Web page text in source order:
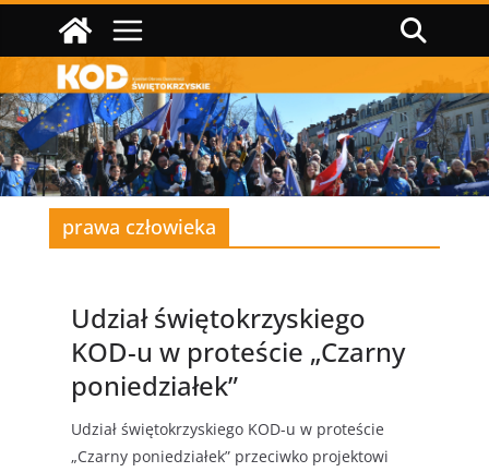
prawa człowieka
Udział świętokrzyskiego
KOD-u w proteście „Czarny
poniedziałek”
Udział świętokrzyskiego KOD-u w proteście
„Czarny poniedziałek” przeciwko projektowi